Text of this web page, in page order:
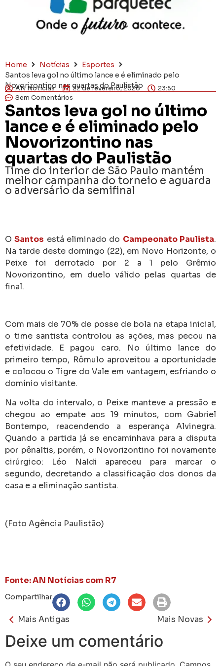
Home Notícias
Esportes
Santos leva gol no último lance e é eliminado pelo
Novorizontino nas quartas do Paulistão
AN Notícias 22 de fevereiro, 2026
23:50
Sem Comentários
Santos leva gol no último
lance e é eliminado pelo
Novorizontino nas
quartas do Paulistão
Time do interior de São Paulo mantém
melhor campanha do torneio e aguarda
o adversário da semifinal
OSantos está eliminado do Campeonato Paulista.
Na tarde deste domingo (22), em Novo Horizonte, o
Peixe foi derrotado por 2 a 1 pelo Grêmio
Novorizontino, em duelo válido pelas quartas de
final.
Com mais de 70% de posse de bola na etapa inicial,
o time santista controlou as ações, mas pecou na
efetividade. E pagou caro. No último lance do
primeiro tempo, Rômulo aproveitou a oportunidade
e colocou o Tigre do Vale em vantagem, esfriando o
domínio visitante.
Na volta do intervalo, o Peixe manteve a pressão e
chegou ao empate aos 19 minutos, com Gabriel
Bontempo, reacendendo a esperança Alvinegra.
Quando a partida já se encaminhava para a disputa
por pênaltis, porém, o Novorizontino foi novamente
cirúrgico: Léo Naldi apareceu para marcar o
segundo, decretando a classificação dos donos da
casa e a eliminação santista.
(Foto Agência Paulistão)
Fonte: AN Notícias com R7
Compartilhar
Mais Antigas Mais Novas
Deixe um comentário